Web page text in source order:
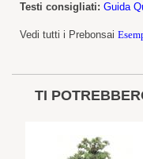
Testi consigliati: Guida
Vedi tutti i Prebonsai
TI